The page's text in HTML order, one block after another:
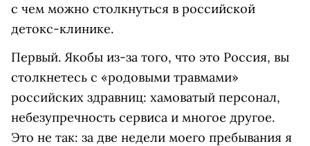
с чем можно столкнуться в российской
детокс-клинике.
Первый. Якобы из-за того, что это Россия, вы
столкнетесь с «родовыми травмами»
российских здравниц: хамоватый персонал,
небезупречность сервиса и многое другое.
Это не так: за две недели моего пребывания я